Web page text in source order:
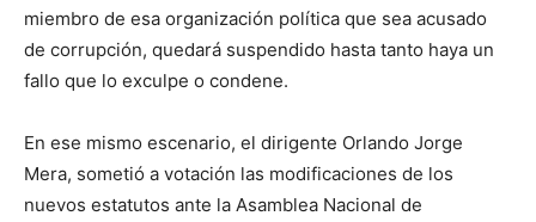
miembro de esa organización política que sea acusado
de corrupción, quedará suspendido hasta tanto haya un
fallo que lo exculpe o condene.
En ese mismo escenario, el dirigente Orlando Jorge
Mera, sometió a votación las modificaciones de los
nuevos estatutos ante la Asamblea Nacional de